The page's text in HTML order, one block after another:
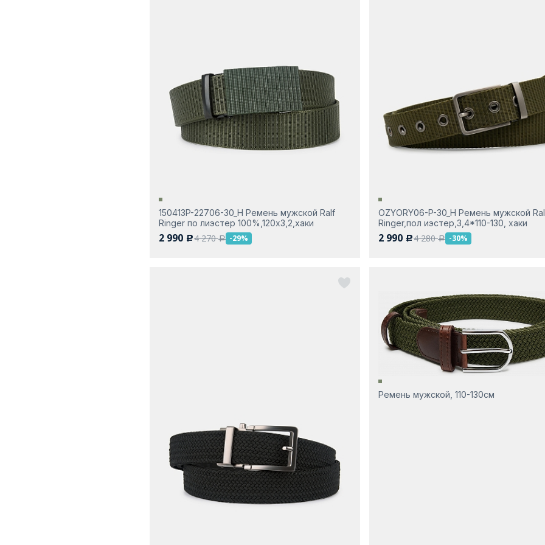
150413P-22706-30_Н Ремень мужской Ralf
Ringer по лиэстер 100%,120х3,2,хаки
2 990 c4 270a -29%
OZYORY06-P-30_Н Ремень мужской
Ringer,пол иэстер,3,4*110-130, хаки
2 990 c4 280a -30%
Ремень мужской, 110-130см